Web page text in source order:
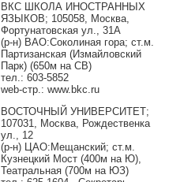
ВКС ШКОЛА ИНОСТРАННЫХ
ЯЗЫКОВ; 105058, Москва,
Фортунатовская ул., 31А
(р-н) ВАО:Соколиная гора; ст.м.
Партизанская (Измайловский
Парк) (650м на СВ)
тел.: 603-5852
web-стр.: www.bkc.ru
ВОСТОЧНЫЙ УНИВЕРСИТЕТ;
107031, Москва, Рождественка
ул., 12
(р-н) ЦАО:Мещанский; ст.м.
Кузнецкий Мост (400м на Ю),
Театральная (700м на ЮЗ)